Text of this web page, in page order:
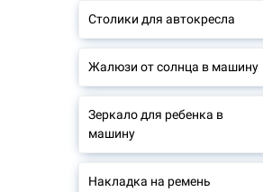
Столики для автокресла
Жалюзи от солнца в машину
Зеркало для ребенка в
машину
Накладка на ремень